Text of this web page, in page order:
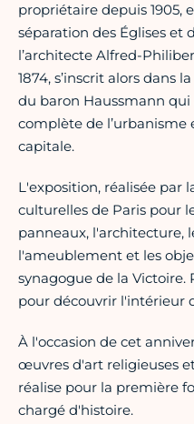
propriétaire depuis 1905,
séparation des Églises et
l’architecte Alfred-
1874, s’inscrit alors dans
du baron Haussmann
complète de l’urbanisme
capitale.
L'exposition, réalisée par
culturelles de Paris pour
panneaux, l'architecture,
l'ameublement et les
synagogue de la
pour découvrir l'intérieur
À l'occasion de cet
œuvres d'art religieuses
réalise pour la première
chargé d'histoire.